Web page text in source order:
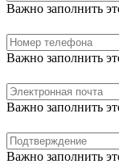
Важно заполнить
Важно заполнить
Важно заполнить
Важно заполнить